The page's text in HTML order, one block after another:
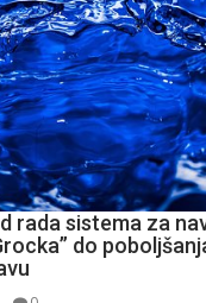
rada sistema za
do